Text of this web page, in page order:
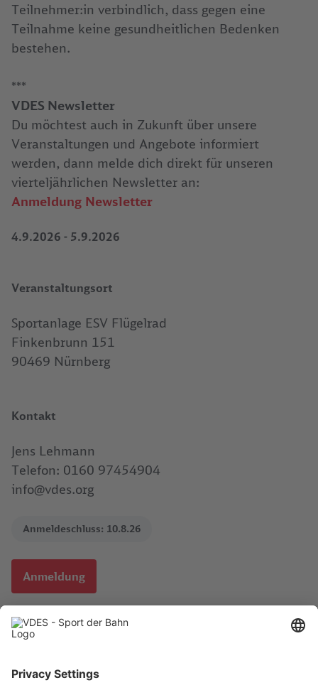
Teilnehmer:in verbindlich, dass gegen eine
Teilnahme keine gesundheitlichen Bedenken
bestehen.
***
VDES Newsletter
Du möchtest auch in Zukunft über unsere
Veranstaltungen und Angebote informiert
werden, dann melde dich direkt für unseren
vierteljährlichen Newsletter an:
Anmeldung Newsletter
4.9.2026 - 5.9.2026
Veranstaltungsort
Sportanlage ESV Flügelrad
Finkenbrunn 151
90469 Nürnberg
Kontakt
Jens Lehmann
Telefon: 0160 97454904
info@vdes.org
Anmeldeschluss: 10.8.26
Anmeldung
Download .pdf